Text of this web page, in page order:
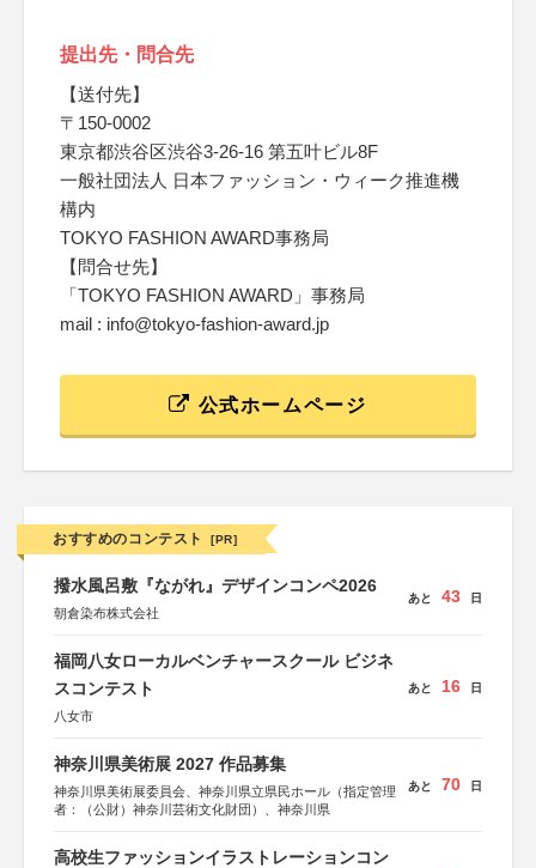
提出先・問合先
【送付先】
〒150-0002
東京都渋谷区渋谷3-26-16 第五叶ビル8F
一般社団法人 日本ファッション・ウィーク推進機
構内
TOKYO FASHION AWARD事務局
【問合せ先】
「TOKYO FASHION AWARD」事務局
mail : info@tokyo-fashion-award.jp
公式ホームページ
おすすめのコンテスト [PR]
撥水風呂敷『ながれ』デザインコンペ2026
朝倉染布株式会社
あと 43 日
福岡八女ローカルベンチャースクール ビジネ
スコンテスト
八女市
あと 16 日
神奈川県美術展 2027 作品募集
神奈川県美術展委員会、神奈川県立県民ホール（指定管理
者：（公財）神奈川芸術文化財団）、神奈川県
あと 70 日
高校生ファッションイラストレーションコン